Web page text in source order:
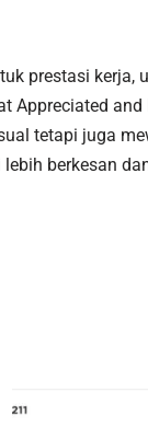
prestasi
Appreciated
tetapi juga
berkesan